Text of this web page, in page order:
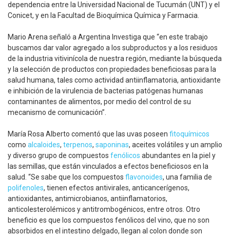
dependencia entre la Universidad Nacional de Tucumán (UNT) y el
Conicet, y en la Facultad de Bioquímica Química y Farmacia.
Mario Arena señaló a Argentina Investiga que “en este trabajo
buscamos dar valor agregado a los subproductos y a los residuos
de la industria vitivinícola de nuestra región, mediante la búsqueda
y la selección de productos con propiedades beneficiosas para la
salud humana, tales como actividad antiinflamatoria, antioxidante
e inhibición de la virulencia de bacterias patógenas humanas
contaminantes de alimentos, por medio del control de su
mecanismo de comunicación”.
María Rosa Alberto comentó que las uvas poseen fitoquímicos
como alcaloides, terpenos, saponinas, aceites volátiles y un amplio
y diverso grupo de compuestos fenólicos abundantes en la piel y
las semillas, que están vinculados a efectos beneficiosos en la
salud. “Se sabe que los compuestos flavonoides, una familia de
polifenoles, tienen efectos antivirales, anticancerígenos,
antioxidantes, antimicrobianos, antiinflamatorios,
anticolesterolémicos y antitrombogénicos, entre otros. Otro
beneficio es que los compuestos fenólicos del vino, que no son
absorbidos en el intestino delgado, llegan al colon donde son